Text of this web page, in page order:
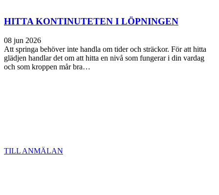
HITTA KONTINUTETEN I LÖPNINGEN
08 jun 2026
Att springa behöver inte handla om tider och sträckor. För att hitta
glädjen handlar det om att hitta en nivå som fungerar i din vardag
och som kroppen mår bra…
TILL ANMÄLAN